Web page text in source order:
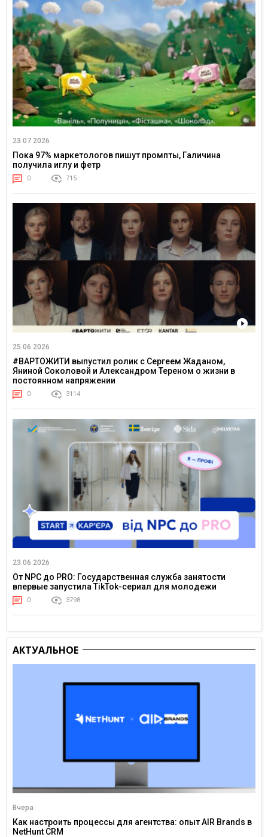
23.07.2026
Пока 97% маркетологов пишут промпты, Галичина
получила иглу и фетр
0 715
25.06.2026
#ВАРТОЖИТИ выпустил ролик с Сергеем Жаданом,
Яниной Соколовой и Александром Тереном о жизни в
постоянном напряжении
0 3114
23.06.2026
От NPC до PRO: Государственная служба занятости
впервые запустила TikTok-сериал для молодежи
0 3798
АКТУАЛЬНОЕ
Вчера
Как настроить процессы для агентства: опыт AIR Brands в
NetHunt CRM